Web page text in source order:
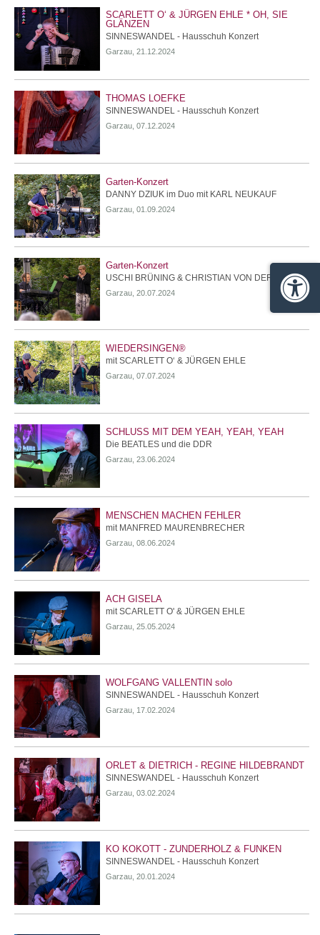
SCARLETT O‘ & JÜRGEN EHLE * OH, SIE
GLÄNZEN
SINNESWANDEL - Hausschuh Konzert
Garzau, 21.12.2024
THOMAS LOEFKE
SINNESWANDEL - Hausschuh Konzert
Garzau, 07.12.2024
Garten-Konzert
DANNY DZIUK im Duo mit KARL NEUKAUF
Garzau, 01.09.2024
Garten-Konzert
USCHI BRÜNING & CHRISTIAN VON DER GOLTZ
Garzau, 20.07.2024
WIEDERSINGEN®
mit SCARLETT O‘ & JÜRGEN EHLE
Garzau, 07.07.2024
SCHLUSS MIT DEM YEAH, YEAH, YEAH
Die BEATLES und die DDR
Garzau, 23.06.2024
MENSCHEN MACHEN FEHLER
mit MANFRED MAURENBRECHER
Garzau, 08.06.2024
ACH GISELA
mit SCARLETT O' & JÜRGEN EHLE
Garzau, 25.05.2024
WOLFGANG VALLENTIN solo
SINNESWANDEL - Hausschuh Konzert
Garzau, 17.02.2024
ORLET & DIETRICH - REGINE HILDEBRANDT
SINNESWANDEL - Hausschuh Konzert
Garzau, 03.02.2024
KO KOKOTT - ZUNDERHOLZ & FUNKEN
SINNESWANDEL - Hausschuh Konzert
Garzau, 20.01.2024